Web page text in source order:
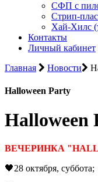
СФП с
Стрип-
Хай-Хилс
Контакты
Личный кабинет
Главная
Новости
Halloween Party
Halloween
ВЕЧЕРИНКА
🖤28 октября, суббота;